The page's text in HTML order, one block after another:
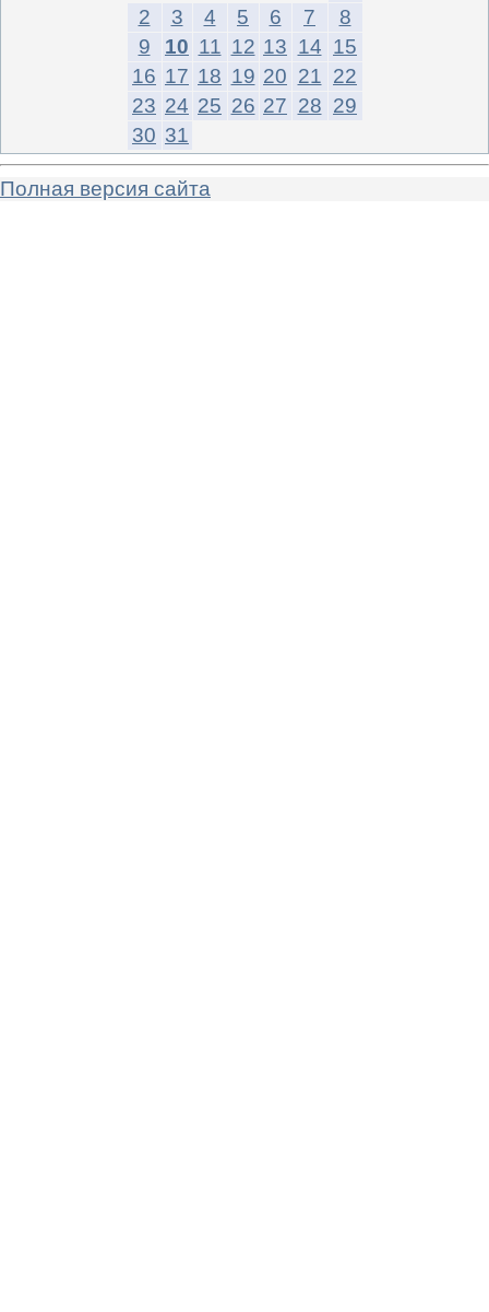
2
3 4 5 6 7
8
9
10 11 12 13 14 15
16 17 18 19 20 21 22
23 24 25 26 27 28 29
30 31
Полная версия сайта